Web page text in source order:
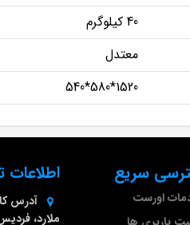
40 کیلوگرم
معتدل
1520*580*540
سریع
اورست
آدرس